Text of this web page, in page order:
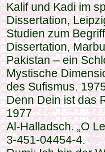
Kalif und Kadi im
Dissertation,
Studien zum
Dissertation,
Pakistan – ein
Mystische
des Sufismus.
Denn Dein ist das
1977
Al-Halladsch. „O
3-451-04454-4.